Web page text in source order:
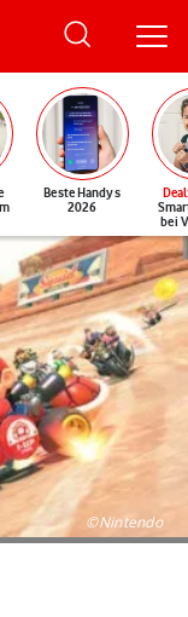
Beste Handys
2026
Deal
bei
©Nintendo